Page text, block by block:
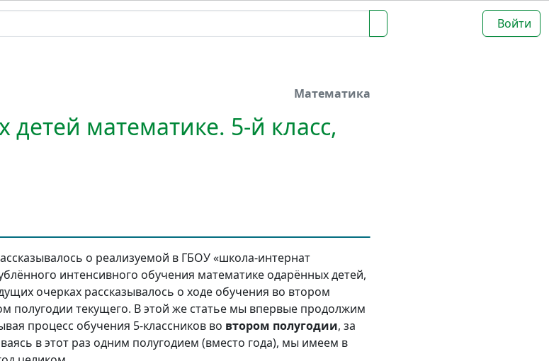
Войти
Математика
математике. 5-й класс,
о реализуемой в ГБОУ «школа-интернат
интенсивного обучения математике одарённых детей,
очерках рассказывалось о ходе обучения во втором
полугодии текущего. В этой же статье мы впервые продолжим
процесс обучения 5-классников во втором полугодии, за
в этот раз одним полугодием (вместо года), мы имеем в